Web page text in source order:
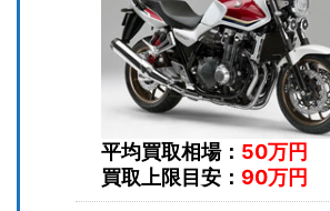
平均買取相場： 50万円
買取上限目安： 90万円